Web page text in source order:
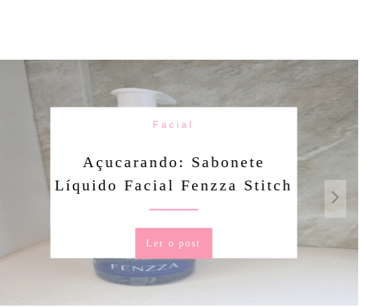
Açucarando: Sabonete
Líquido Facial Fenzza Stitch